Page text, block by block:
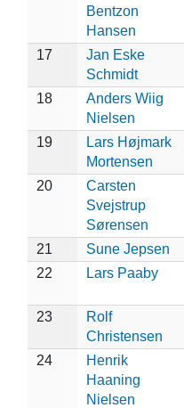
Bentzon
Hansen
17
Jan Eske
Schmidt
18
Anders Wiig
Nielsen
19
Lars Højmark
Mortensen
20
Carsten
Svejstrup
Sørensen
21 Sune Jepsen
22
Lars Paaby
23
Rolf
Christensen
24
Henrik
Haaning
Nielsen